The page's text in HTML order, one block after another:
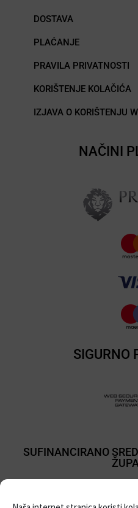
DOSTAVA
PLAĆANJE
PRAVILA PRIVATNOSTI
KORIŠTENJE KOLAČIĆA
IZJAVA O KORIŠTENJU
NAČINI
SIGURNO
SUFINANCIRANO